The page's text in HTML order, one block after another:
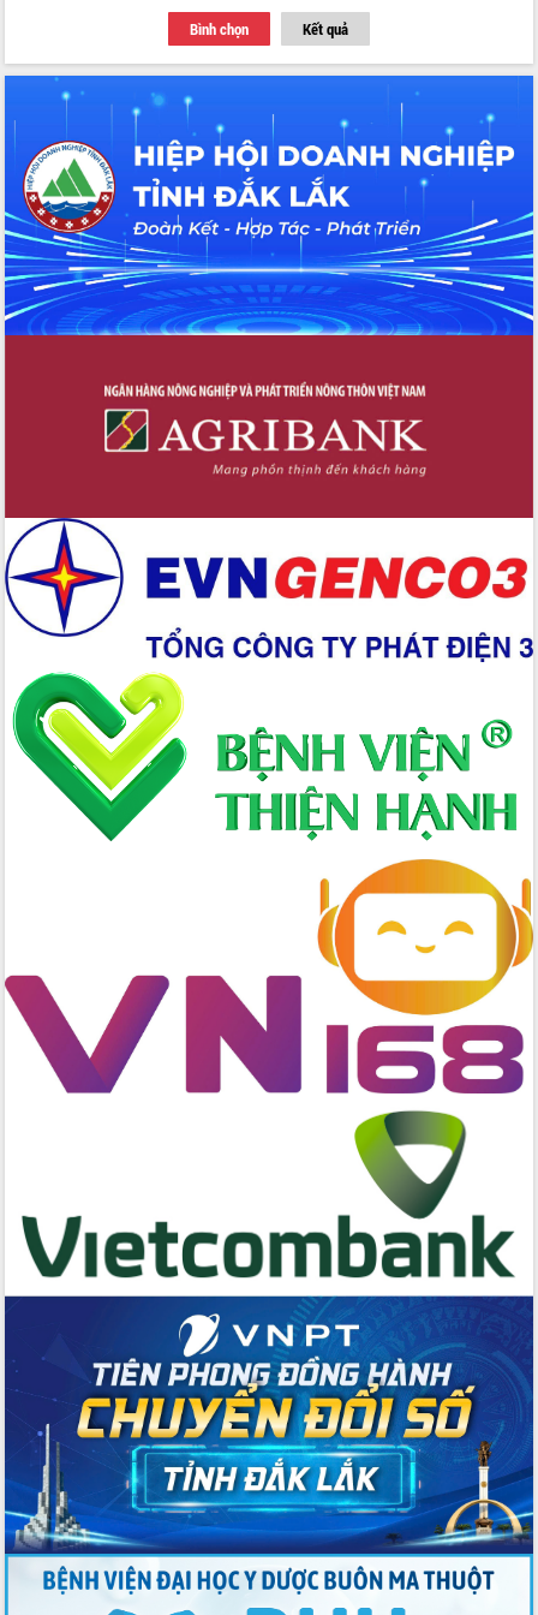
Tập huấn ứng dụng trí tuệ nhân tạo (AI)
trong thương mại điện tử năm 2026
Đoàn đại biểu Quốc hội tỉnh Đắk Lắk
trao đổi thông tin trước Kỳ họp thứ
nhất, Quốc hội khóa XVI
Quyết liệt cải cách hành chính, khơi
thông nguồn lực phát triển
Nâng cao hiệu lực, hiệu quả HĐND
tỉnh thông qua hiện đại hóa hành chính
Xã Ea Phê gắn cải cách hành chính với
chuyển đổi số
Phó Chủ tịch Thường trực UBND tỉnh
Hồ Thị Nguyên Thảo làm việc tại Trung
Xây dựng nền hành chính số đồng
hành cùng nông dân dân, doanh nghiệp
Giai đoạn 2026-2030, Đắk Lắk phấn
mới
Chuyển đổi số 'mở đường' cho nông
nghiệp Đắk Lắk tăng trưởng bứt phá
Triển khai đồng bộ đo đạc, lập hồ sơ
địa chính, hoàn thiện cơ sở dữ liệu đất
Ứng dụng sinh trắc học - Bước tiến
trong hành trình chuyển đổi số tại Đắk
Lắk
Đắk Lắk nâng cao hiệu quả công tác
Đảng từ Sổ tay đảng viên điện tử
Đắk Lắk đẩy mạnh nuôi biển công
nghệ, hướng tới phát triển thủy sản
Quyền của người tiêu dùng Việt Nam
2026
Đẩy mạnh cải cách hành chính, quyết
tâm đạt được mục tiêu tăng trưởng
hai con số trong năm 2026
Nhân dân tỉnh
Bệnh án điện tử thúc đẩy chuyển đổi
số y tế tại Đắk Lắk
không gian tri thức trong thời đại số
Đánh giá, rút kinh nghiệm công tác tổ
chức diễn tập trước ngày bầu cử
Chương trình “Gặp gỡ hữu nghị –
Friendship Meeting New Year 2026”
Bầu cử Quốc hội và HĐND: Cử tri Đắk
Lắk gửi gắm niềm tin, kỳ vọng vào lá
phiếu
Đắk Lắk sẵn sàng các điều kiện cho
Ngày hội bầu cử đại biểu Quốc hội
khóa XVI và HĐND các cấp nhiệm kỳ
Bình chọn Kết quả